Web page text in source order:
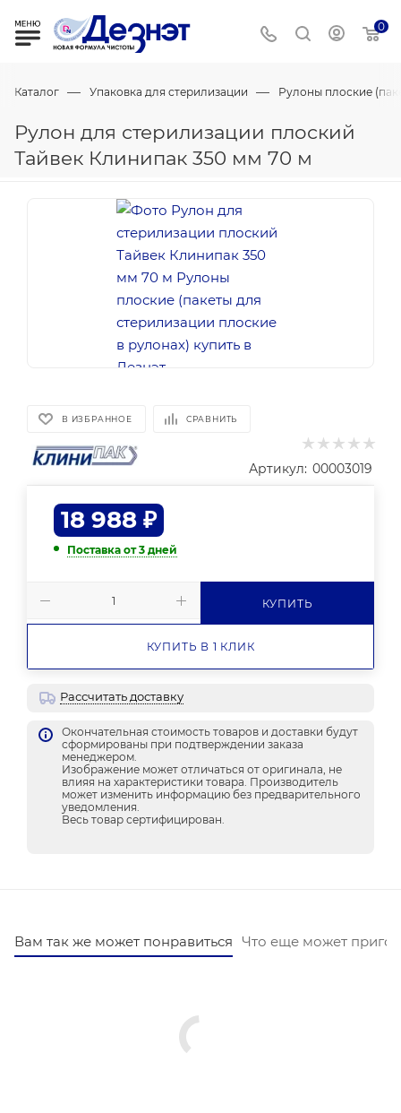
0
Каталог — Упаковка для стерилизации — Рулоны плоские
Рулон для стерилизации плоский
Тайвек Клинипак 350 мм 70 м
В ИЗБРАННОЕ СРАВНИТЬ
Артикул: 00003019
18 988 ₽
Поставка от 3 дней
КУПИТЬ
КУПИТЬ В 1 КЛИК
Рассчитать доставку
Окончательная стоимость товаров и доставки будут
сформированы при подтверждении заказа
менеджером.
Изображение может отличаться от оригинала, не
влияя на характеристики товара. Производитель
может изменить информацию без предварительного
уведомления.
Весь товар сертифицирован.
Вам так же может понравиться Что еще может